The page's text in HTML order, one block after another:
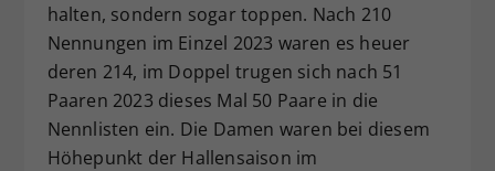
halten, sondern sogar toppen. Nach 210
Nennungen im Einzel 2023 waren es heuer
deren 214, im Doppel trugen sich nach 51
Paaren 2023 dieses Mal 50 Paare in die
Nennlisten ein. Die Damen waren bei diesem
Höhepunkt der Hallensaison im